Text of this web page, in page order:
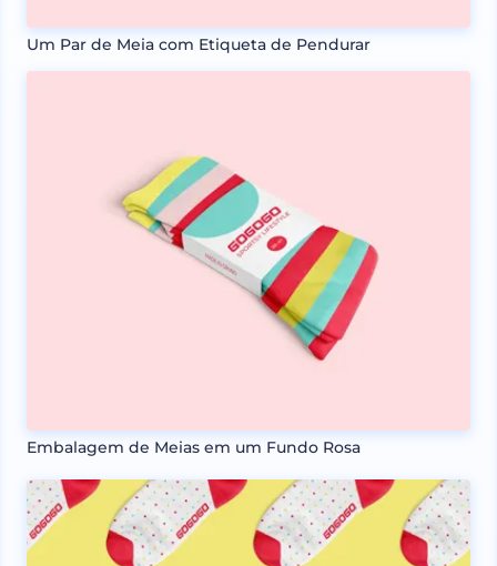
Um Par de Meia com Etiqueta de Pendurar
Embalagem de Meias em um Fundo Rosa